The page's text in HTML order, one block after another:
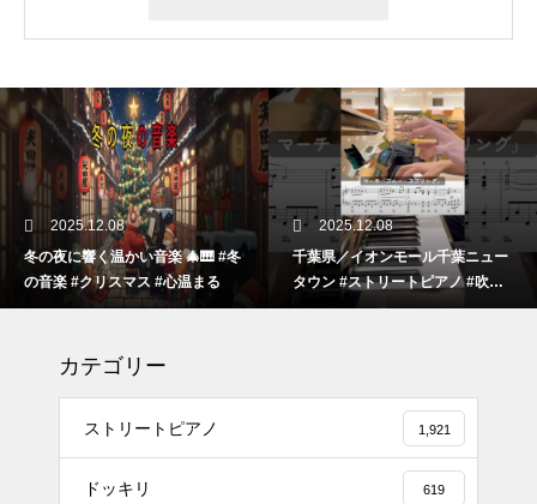
2025.12.08
冬の夜に響く温かい音楽 🎄🎹 #冬
の音楽 #クリスマス #心温まる
2025.12.08
千葉県／イオンモール千葉ニュー
タウン #ストリートピアノ #吹奏
楽
カテゴリー
ストリートピアノ 1,921
ドッキリ 619